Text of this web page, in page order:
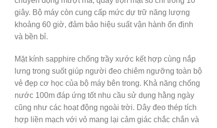
giây. Bộ máy còn cung cấp mức dự trữ năng lượng
khoảng 60 giờ, đảm bảo hiệu suất vận hành ổn định
và bền bỉ.
Mặt kính sapphire chống trầy xước kết hợp cùng nắp
lưng trong suốt giúp người đeo chiêm ngưỡng toàn bộ
vẻ đẹp cơ học của bộ máy bên trong. Khả năng chống
nước 100m đáp ứng tốt nhu cầu sử dụng hằng ngày
cũng như các hoạt động ngoài trời. Dây đeo thép tích
hợp liền mạch với vỏ mang lại cảm giác chắc chắn và